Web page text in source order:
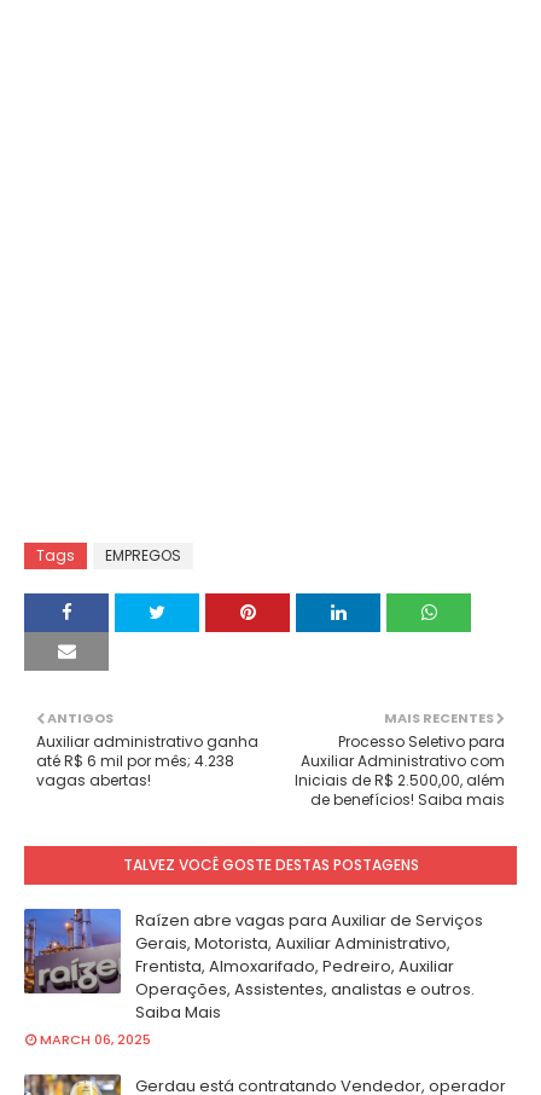
Tags EMPREGOS
MAIS RECENTES
Processo Seletivo para
Auxiliar Administrativo com
Iniciais de R$ 2.500,00, além
de benefícios! Saiba mais
ANTIGOS
Auxiliar administrativo ganha
até R$ 6 mil por mês; 4.238
vagas abertas!
TALVEZ VOCÊ GOSTE DESTAS POSTAGENS
Raízen abre vagas para Auxiliar de Serviços
Gerais, Motorista, Auxiliar Administrativo,
Frentista, Almoxarifado, Pedreiro, Auxiliar
Operações, Assistentes, analistas e outros.
Saiba Mais
MARCH 06, 2025
Gerdau está contratando Vendedor, operador